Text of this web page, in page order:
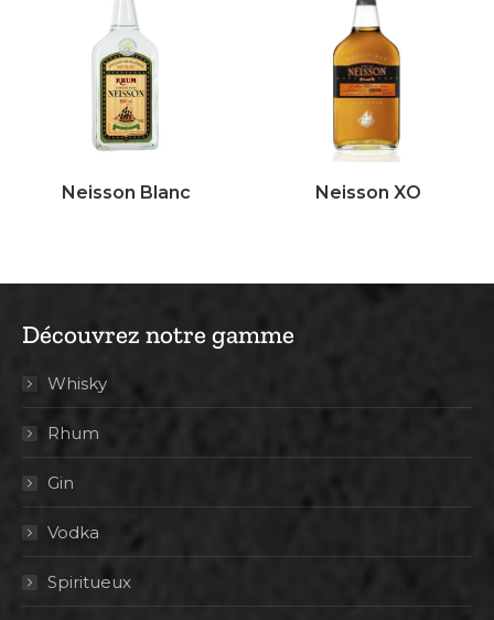
Neisson Blanc Neisson XO
Découvrez notre gamme
Whisky
Rhum
Gin
Vodka
Spiritueux